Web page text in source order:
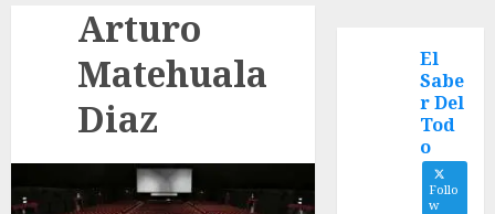
Arturo
Matehuala
Diaz
El
Sabe
r Del
Tod
o
Follo
w